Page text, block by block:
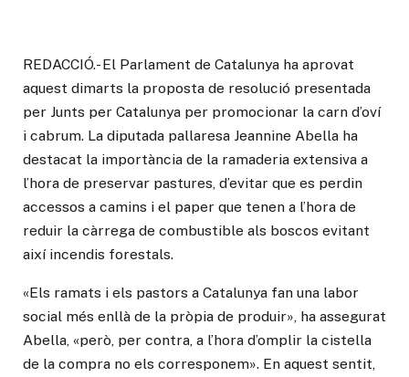
REDACCIÓ.- El Parlament de Catalunya ha aprovat
aquest dimarts la proposta de resolució presentada
per Junts per Catalunya per promocionar la carn d’oví
i cabrum. La diputada pallaresa Jeannine Abella ha
destacat la importància de la ramaderia extensiva a
l’hora de preservar pastures, d’evitar que es perdin
accessos a camins i el paper que tenen a l’hora de
reduir la càrrega de combustible als boscos evitant
així incendis forestals.
«Els ramats i els pastors a Catalunya fan una labor
social més enllà de la pròpia de produir», ha assegurat
Abella, «però, per contra, a l’hora d’omplir la cistella
de la compra no els corresponem». En aquest sentit,